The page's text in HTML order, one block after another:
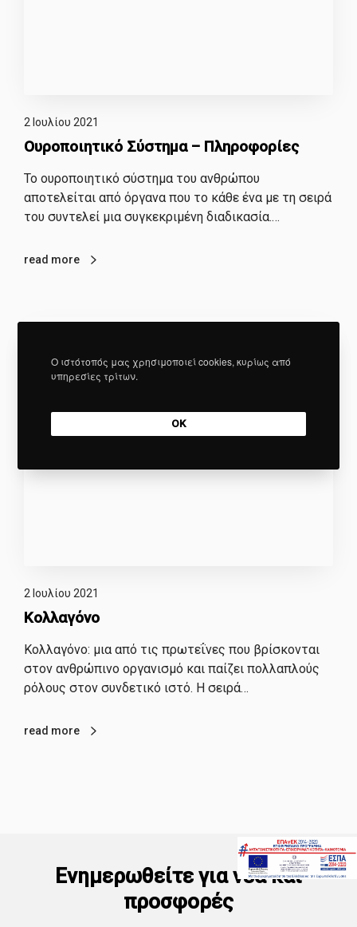
2 Ιουλίου 2021
Ουροποιητικό Σύστημα – Πληροφορίες
Το ουροποιητικό σύστημα του ανθρώπου
αποτελείται από όργανα που το κάθε ένα με τη σειρά
του συντελεί μια συγκεκριμένη διαδικασία.…
read more
2 Ιουλίου 2021
Κολλαγόνο
Kολλαγόνο: μια από τις πρωτεΐνες που βρίσκονται
στον ανθρώπινο οργανισμό και παίζει πολλαπλούς
ρόλους στον συνδετικό ιστό. Η σειρά…
read more
Ενημερωθείτε για νέα και
προσφορές
Ο ιστότοπός μας χρησιμοποιεί cookies, κυρίως από
υπηρεσίες τρίτων.
OK